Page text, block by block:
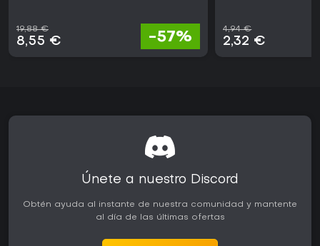
19,88 €
8,55 € -57%
4,94 €
2,32 €
Únete a nuestro Discord
Obtén ayuda al instante de nuestra comunidad y mantente
al día de las últimas ofertas